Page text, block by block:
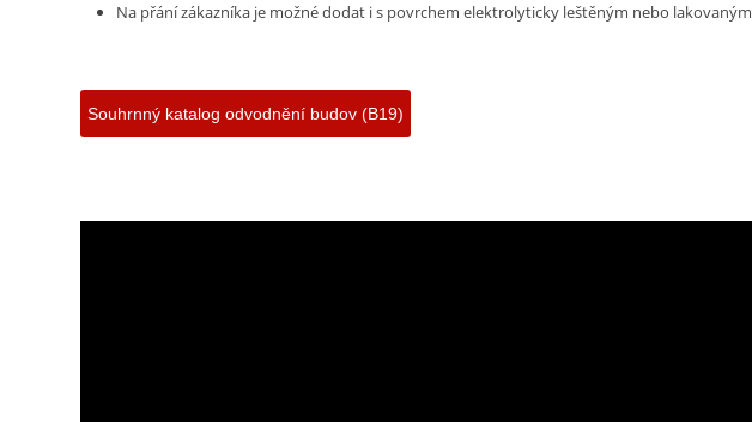
Na přání zákazníka je možné dodat i s povrchem elektrolyticky leštěným nebo lakovaným
Souhrnný katalog odvodnění budov (B19)